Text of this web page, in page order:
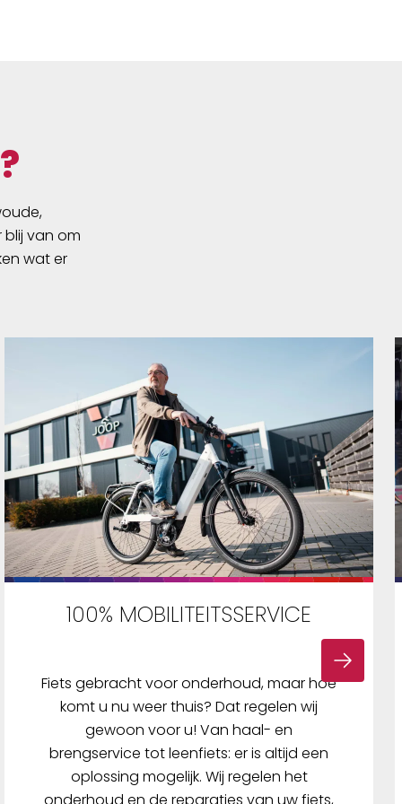
blij van om
wat er
100% MOBILITEITSSERVICE
Fiets gebracht voor onderhoud, maar hoe
komt u nu weer thuis? Dat regelen wij
gewoon voor u! Van haal- en
brengservice tot leenfiets: er is altijd een
oplossing mogelijk. Wij regelen het